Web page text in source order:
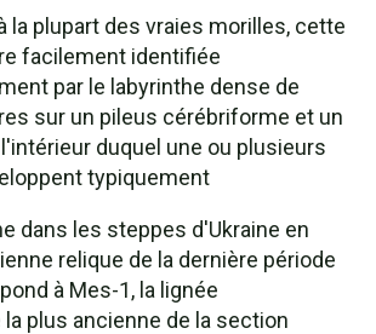
la plupart des vraies morilles, cette
facilement identifiée
par le labyrinthe dense de
sur un pileus cérébriforme et un
duquel une ou plusieurs
typiquement
dans les steppes d'Ukraine en
relique de la dernière période
à Mes-1, la lignée
plus ancienne de la section